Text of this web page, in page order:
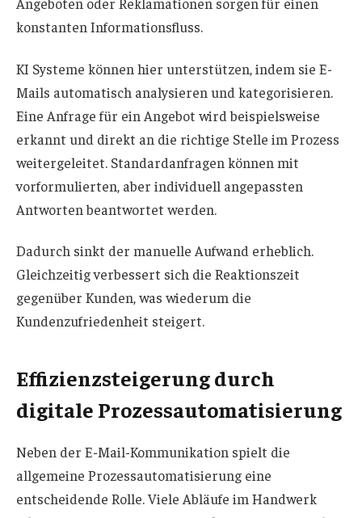
konstanten Informationsfluss.
KI Systeme können hier unterstützen, indem sie E-
Mails automatisch analysieren und kategorisieren.
Eine Anfrage für ein Angebot wird beispielsweise
erkannt und direkt an die richtige Stelle im Prozess
weitergeleitet. Standardanfragen können mit
vorformulierten, aber individuell angepassten
Antworten beantwortet werden.
Dadurch sinkt der manuelle Aufwand erheblich.
Gleichzeitig verbessert sich die Reaktionszeit
gegenüber Kunden, was wiederum die
Kundenzufriedenheit steigert.
Effizienzsteigerung durch
digitale Prozessautomatisierung
Neben der E-Mail-Kommunikation spielt die
allgemeine Prozessautomatisierung eine
entscheidende Rolle. Viele Abläufe im Handwerk